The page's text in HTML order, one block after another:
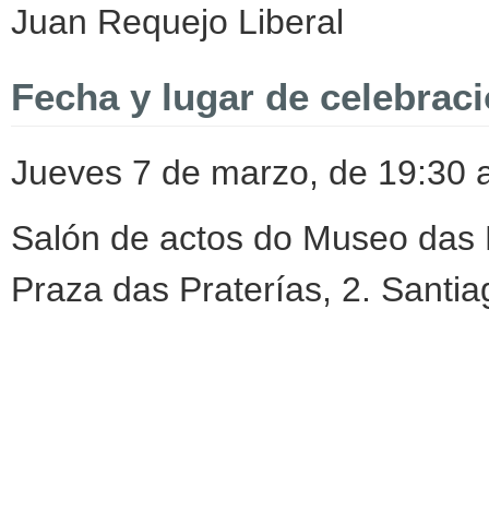
Juan Requejo Liberal
Fecha y lugar de
Jueves 7 de marzo, de 19:30
Salón de actos do Museo
Praza das Praterías, 2.